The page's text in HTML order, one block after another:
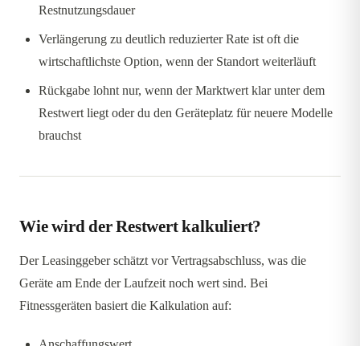
Restnutzungsdauer
Verlängerung zu deutlich reduzierter Rate ist oft die
wirtschaftlichste Option, wenn der Standort weiterläuft
Rückgabe lohnt nur, wenn der Marktwert klar unter dem
Restwert liegt oder du den Geräteplatz für neuere Modelle
brauchst
Wie wird der Restwert kalkuliert?
Der Leasinggeber schätzt vor Vertragsabschluss, was die
Geräte am Ende der Laufzeit noch wert sind. Bei
Fitnessgeräten basiert die Kalkulation auf: